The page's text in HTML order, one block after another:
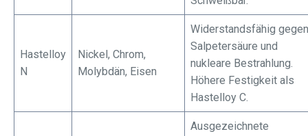
Hastelloy
N
Nickel, Chrom,
Molybdän, Eisen
Widerstandsfähig gegen
Salpetersäure und
nukleare Bestrahlung.
Höhere Festigkeit als
Hastelloy C.
Ausgezeichnete